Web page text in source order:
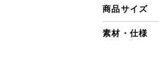
商品サイズ
素材・仕様